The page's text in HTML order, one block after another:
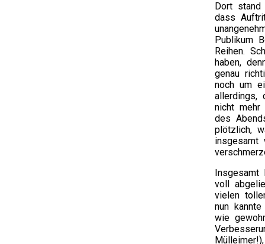
Dort
dass
Publikum
Reihen.
haben,
genau
noch um
allerdings,
nicht
des
plötzlich,
voll
vielen
nun
wie